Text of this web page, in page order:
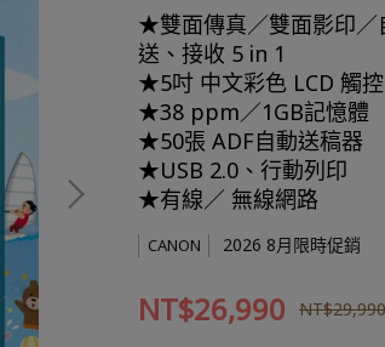
★雙面傳真／雙面影印／
送、接收 5 in 1
★5吋 中文彩色 LCD 觸
★38 ppm／1GB記憶體
★50張 ADF自動送稿器
★USB 2.0、行動列印
★有線／ 無線網路
CANON 2026 8月限時促銷
NT$26,990 NT$29,990